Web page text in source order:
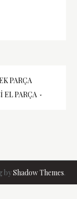
PARÇA
EL PARÇA
byShadow Themes.